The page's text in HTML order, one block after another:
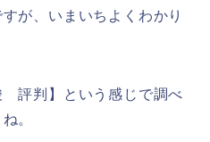
が、いまいちよくわかり
評判】という感じで調べ
。